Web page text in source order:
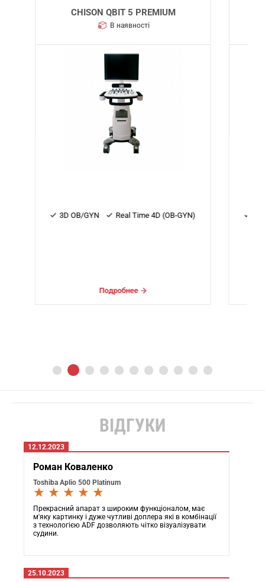
CHISON QBIT 5
В наявності
3D OB/GYN Real Time 4D (OB-GYN)
Подробнее
ВІДГУКИ
12.12.2023
Роман Коваленко
Toshiba Aplio 500 Platinum
★ ★ ★ ★ ★
Прекрасний апарат з широким функціоналом, має
м'яку картинку і дуже чутливі доплера які в комбінації
з технологією ADF дозволяють чітко візуалізувати
судини.
25.10.2023